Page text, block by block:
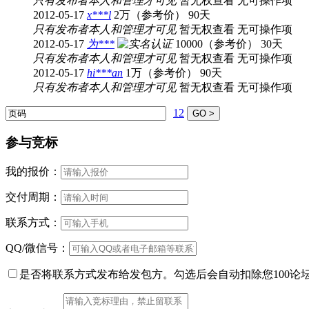
2012-05-17 x***l 2万（参考价）
90天
只有发布者本人和管理才可见 暂无权查看 无可操作项
2012-05-17 为*** 10000（参考价）
30天
只有发布者本人和管理才可见 暂无权查看 无可操作项
2012-05-17 hi***an 1万（参考价）
90天
只有发布者本人和管理才可见 暂无权查看 无可操作项
1 2
参与竞标
我的报价：
交付周期：
联系方式：
QQ/微信号：
是否将联系方式发布给发包方。勾选后会自动扣除您100论